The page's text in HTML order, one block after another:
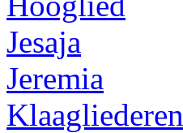
Jesaja
Jeremia
Klaagliederen